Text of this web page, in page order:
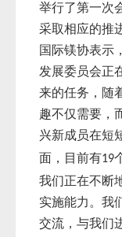
举行了第一次
采取相应的推
国际镁协表示
发展委员会正
来的任务，随
趣不仅需要，
兴新成员在短
面，目前有19
我们正在不断
实施能力。我
交流，与我们